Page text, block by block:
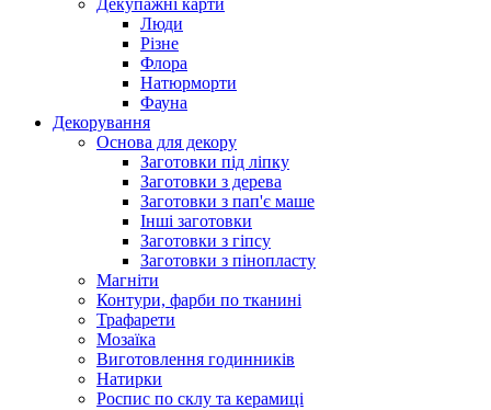
Люди
Різне
Флора
Натюрморти
Фауна
Декорування
Основа для декору
Заготовки під ліпку
Заготовки з дерева
Заготовки з пап'є маше
Інші заготовки
Заготовки з гіпсу
Заготовки з пінопласту
Магніти
Контури, фарби по тканині
Трафарети
Мозаїка
Виготовлення годинників
Натирки
Роспис по склу та керамиці